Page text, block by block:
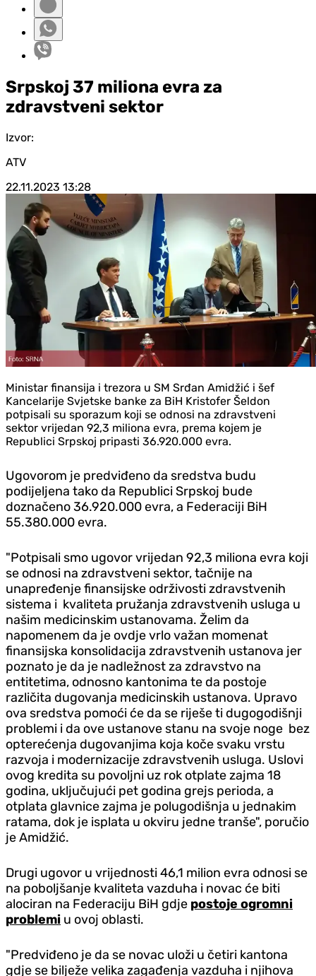
Srpskoj 37 miliona evra za
zdravstveni sektor
Izvor:
ATV
22.11.2023 13:28
Ministar finansija i trezora u SM Srđan Amidžić i šef
Kancelarije Svjetske banke za BiH Kristofer Šeldon
potpisali su sporazum koji se odnosi na zdravstveni
sektor vrijedan 92,3 miliona evra, prema kojem je
Republici Srpskoj pripasti 36.920.000 evra.
Ugovorom je predviđeno da sredstva budu
podijeljena tako da Republici Srpskoj bude
doznačeno 36.920.000 evra, a Federaciji BiH
55.380.000 evra.
"Potpisali smo ugovor vrijedan 92,3 miliona evra koji
se odnosi na zdravstveni sektor, tačnije na
unapređenje finansijske održivosti zdravstvenih
sistema i kvaliteta pružanja zdravstvenih usluga u
našim medicinskim ustanovama. Želim da
napomenem da je ovdje vrlo važan momenat
finansijska konsolidacija zdravstvenih ustanova jer
poznato je da je nadležnost za zdravstvo na
entitetima, odnosno kantonima te da postoje
različita dugovanja medicinskih ustanova. Upravo
ova sredstva pomoći će da se riješe ti dugogodišnji
problemi i da ove ustanove stanu na svoje noge bez
opterećenja dugovanjima koja koče svaku vrstu
razvoja i modernizacije zdravstvenih usluga. Uslovi
ovog kredita su povoljni uz rok otplate zajma 18
godina, uključujući pet godina grejs perioda, a
otplata glavnice zajma je polugodišnja u jednakim
ratama, dok je isplata u okviru jedne tranše", poručio
je Amidžić.
Drugi ugovor u vrijednosti 46,1 milion evra odnosi se
na poboljšanje kvaliteta vazduha i novac će biti
alociran na Federaciju BiH gdje postoje ogromni
problemi u ovoj oblasti.
"Predviđeno je da se novac uloži u četiri kantona
gdje se bilježe velika zagađenja vazduha i njihova